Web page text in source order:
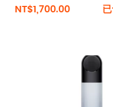
NT$1,700.00